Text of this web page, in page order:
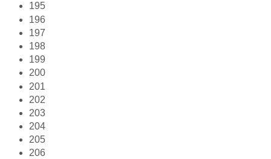
195
196
197
198
199
200
201
202
203
204
205
206